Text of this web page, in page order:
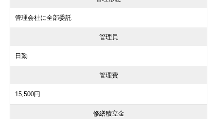
管理会社に全部委託
管理員
日勤
管理費
15,500円
修繕積立金